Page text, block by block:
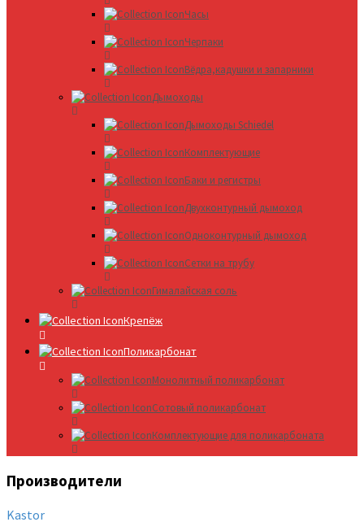
Часы
Черпаки
Вёдра,кадушки и запарники
Дымоходы
Дымоходы Schiedel
Комплектующие
Баки и регистры
Двухконтурный дымоход
Одноконтурный дымоход
Сетки на трубу
Гималайская соль
Крепёж
Поликарбонат
Монолитный поликарбонат
Сотовый поликарбонат
Комплектующие для поликарбоната
Производители
Kastor